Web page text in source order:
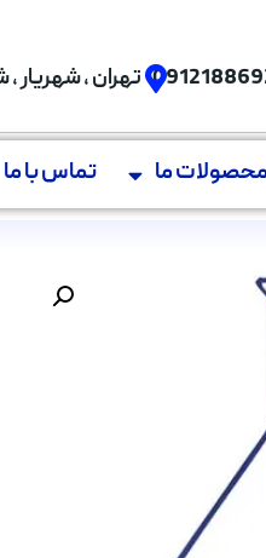
تهران , شهریار
محصولات ما تماس با ما